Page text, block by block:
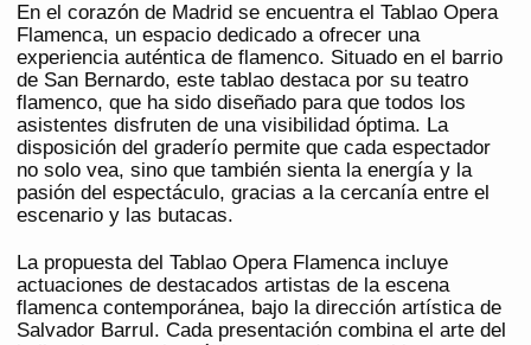
En el corazón de Madrid se encuentra el Tablao Opera
Flamenca, un espacio dedicado a ofrecer una
experiencia auténtica de flamenco. Situado en el barrio
de San Bernardo, este tablao destaca por su teatro
flamenco, que ha sido diseñado para que todos los
asistentes disfruten de una visibilidad óptima. La
disposición del graderío permite que cada espectador
no solo vea, sino que también sienta la energía y la
pasión del espectáculo, gracias a la cercanía entre el
escenario y las butacas.
La propuesta del Tablao Opera Flamenca incluye
actuaciones de destacados artistas de la escena
flamenca contemporánea, bajo la dirección artística de
Salvador Barrul. Cada presentación combina el arte del